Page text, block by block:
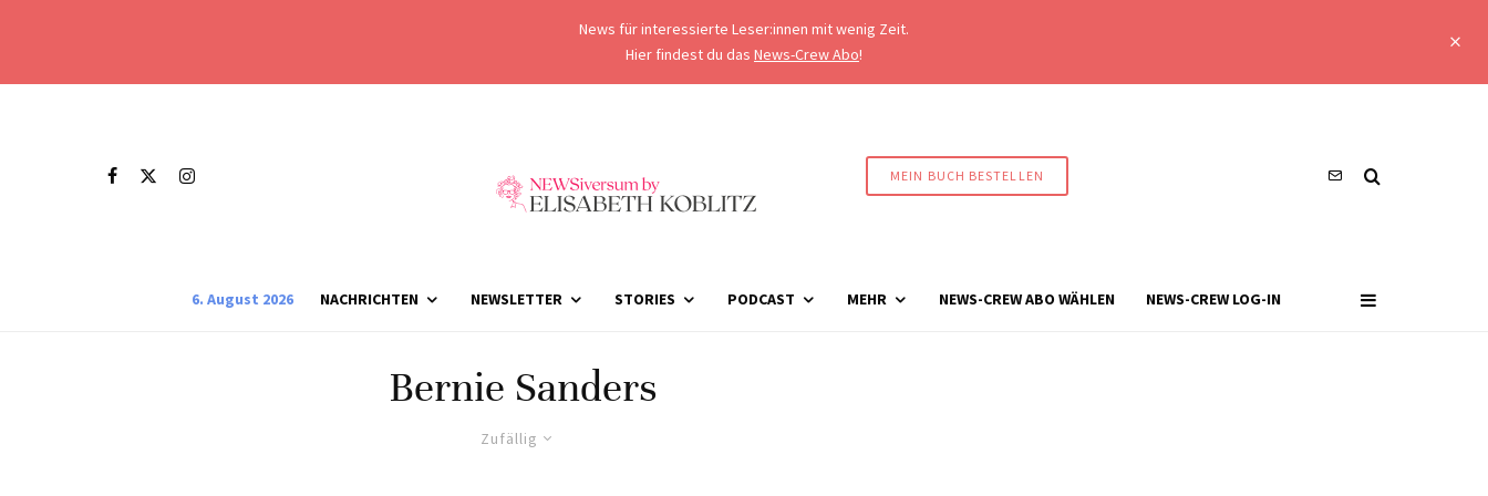
News für interessierte Leser:innen mit wenig Zeit.
Hier findest du das News-Crew Abo!
MEIN BUCH BESTELLEN
6. August 2026 NACHRICHTEN NEWSLETTER STORIES PODCAST MEHR NEWS-CREW ABO WÄHLEN NEWS-CREW LOG-IN
Bernie Sanders
Zufällig